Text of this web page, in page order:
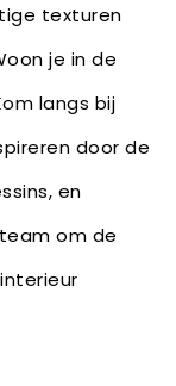
texturen
je in de
langs bij
door de
en
om de